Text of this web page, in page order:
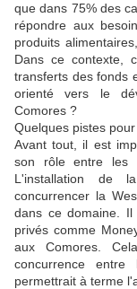
que dans 75% des
répondre aux
produits
Dans ce contexte,
transferts des fonds
orienté vers le
Comores ?
Quelques pistes
Avant tout, il est
son rôle entre les
L'installation de
concurrencer la
dans ce domaine. Il
privés comme
aux Comores.
concurrence
permettrait à terme